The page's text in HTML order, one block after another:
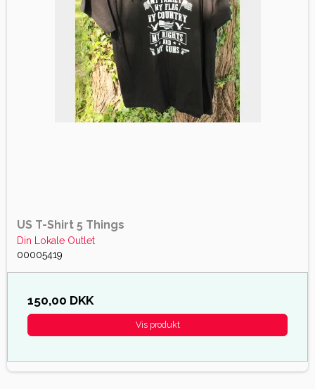
US T-Shirt 5 Things
Din Lokale Outlet
00005419
150,00 DKK
Vis produkt